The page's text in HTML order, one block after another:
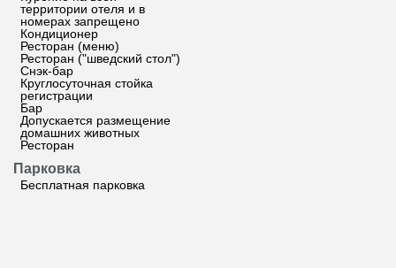
территории отеля и в
номерах запрещено
Кондиционер
Ресторан (меню)
Ресторан ("шведский стол")
Снэк-бар
Круглосуточная стойка
регистрации
Бар
Допускается размещение
домашних животных
Ресторан
Парковка
Бесплатная парковка